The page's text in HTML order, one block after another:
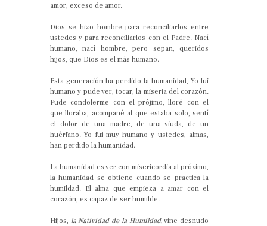
amor, exceso de amor.
Dios se hizo hombre para reconciliarlos entre
ustedes y para reconciliarlos con el Padre. Nací
humano, nací hombre, pero sepan, queridos
hijos, que Dios es el más humano.
Esta generación ha perdido la humanidad, Yo fui
humano y pude ver, tocar, la miseria del corazón.
Pude condolerme con el prójimo, lloré con el
que lloraba, acompañé al que estaba solo, sentí
el dolor de una madre, de una viuda, de un
huérfano. Yo fui muy humano y ustedes, almas,
han perdido la humanidad.
La humanidad es ver con misericordia al próximo,
la humanidad se obtiene cuando se practica la
humildad. El alma que empieza a amar con el
corazón, es capaz de ser humilde.
Hijos, la Natividad de la Humildad, vine desnudo